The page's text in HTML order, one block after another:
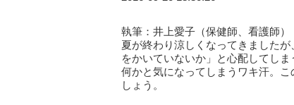
執筆：井上愛子（保健師、看護師）
夏が終わり涼しくなってきました
をかいていないか」と心配してしま
何かと気になってしまうワキ汗。
しょう。